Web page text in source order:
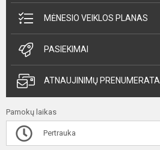
MĖNESIO VEIKLOS PLANAS
PASIEKIMAI
ATNAUJINIMŲ PRENUMERATA
Pamokų laikas
Pertrauka